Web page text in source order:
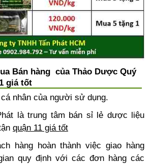
Bán hàng của Thảo Dược Quý
giá tốt
nhân của người sử dụng.
là trung tâm bán sỉ lẻ dược liệu
quận 11 giá tốt
hàng hoàn thành việc giao hàng
quy định với các đơn hàng các